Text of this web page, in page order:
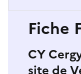
Fiche
CY
site de